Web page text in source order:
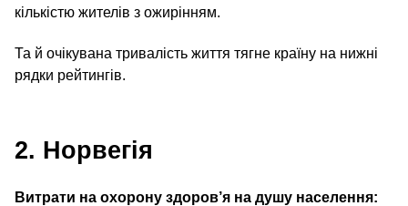
кількістю жителів з ожирінням.
Та й очікувана тривалість життя тягне країну на нижні
рядки рейтингів.
2. Норвегія
Витрати на охорону здоров’я на душу населення: